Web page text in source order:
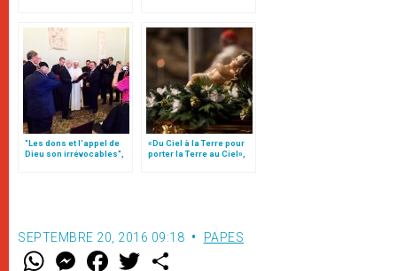
"Les dons et l'appel de
Dieu son irrévocables",
«Du Ciel à la Terre pour
porter la Terre au Ciel»,
SEPTEMBRE 20, 2016 09:18 PAPES
W M F